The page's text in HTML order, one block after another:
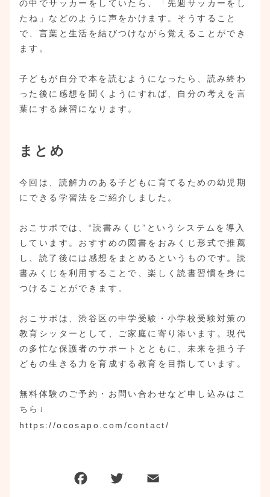
の中でサッカーをしていたら、「先週サッカーをし
たね」などのように声をかけます。そうすること
で、言葉と生活を結びつけながら覚えることができ
ます。
子どもが自分で本を読むようになったら、読み終わ
った後に感想を聞くようにすれば、自分の考えを言
葉にする練習になります。
まとめ
今回は、読解力のある子どもに育てるための幼児期
にできる学習法をご紹介しました。
おこサポでは、“読書みくじ”というシステムを導入
しています。おすすめの図書をおみくじ形式で推薦
し、読了後には感想をまとめるというものです。読
書みくじを利用することで、楽しく読書習慣を身に
つけることができます。
おこサポは、渋谷区の中学受験・小学校受験対策の
教育シッターとして、ご家庭に寄り添います。現代
の多忙な保護者のサポートとともに、未来を担う子
どもの生きる力を育成する教育を目指しています。
無料体験のご予約・お問い合わせなど申し込みはこ
ちら↓
https://ocosapo.com/contact/